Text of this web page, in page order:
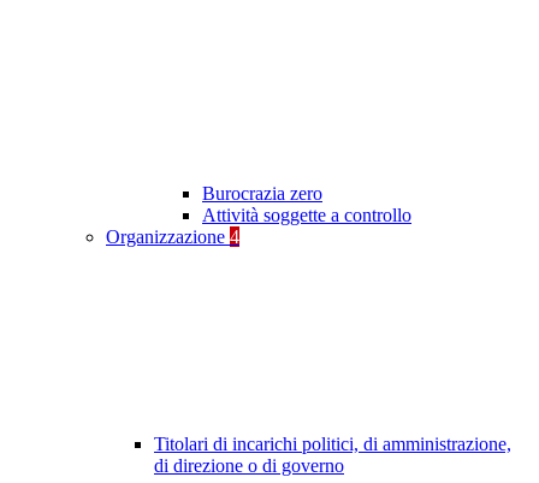
Burocrazia zero
Attività soggette a controllo
Organizzazione 4
Titolari di incarichi politici, di amministrazione,
di direzione o di governo